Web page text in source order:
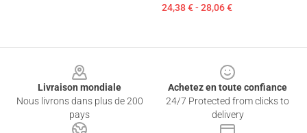
24,38 € - 28,06 €
Livraison mondiale
Nous livrons dans plus de 200
pays
Achetez en toute confiance
24/7 Protected from clicks to
delivery